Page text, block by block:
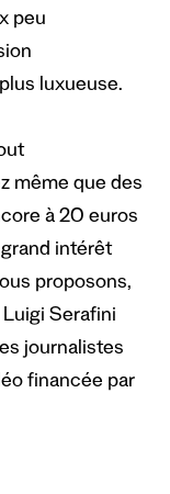
peu
luxueuse.
même que des
à 20 euros
intérêt
proposons,
Serafini
journalistes
financée par